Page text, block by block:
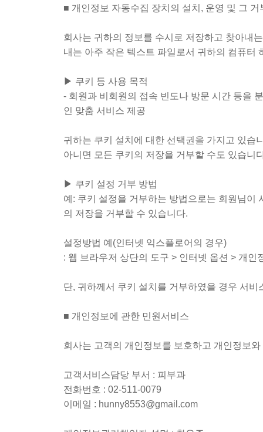
■ 개인정보 자동수집 장치의 설치, 운영 및 그 거
회사는 귀하의 정보를 수시로 저장하고 찾아내
내는 아주 작은 텍스트 파일로서 귀하의 컴퓨터
▶ 쿠키 등 사용 목적
- 회원과 비회원의 접속 빈도나 방문 시간 등을
인 맞춤 서비스 제공
귀하는 쿠키 설치에 대한 선택권을 가지고 있습
아니면 모든 쿠키의 저장을 거부할 수도 있습니
▶ 쿠키 설정 거부 방법
예: 쿠키 설정을 거부하는 방법으로는 회원님이
의 저장을 거부할 수 있습니다.
설정방법 예(인터넷 익스플로어의 경우)
: 웹 브라우저 상단의 도구 > 인터넷 옵션 > 개인
단, 귀하께서 쿠키 설치를 거부하였을 경우 서
■ 개인정보에 관한 민원서비스
회사는 고객의 개인정보를 보호하고 개인정보
고객서비스담당 부서 : 피부과
전화번호 : 02-511-0079
이메일 : hunny8553@gmail.com